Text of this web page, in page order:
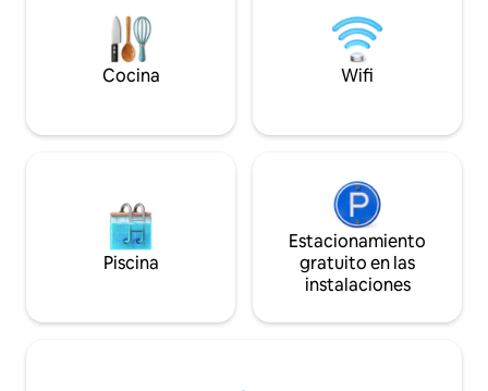
disfruta de comida preordenada.
Disfruta de la tranquilidad y la auténtica
vida de Malvani en un espacio que
familia en la
llegada
cualquier
Cocina Wifi
Piscina
Estacionamiento
gratuito en las
instalaciones